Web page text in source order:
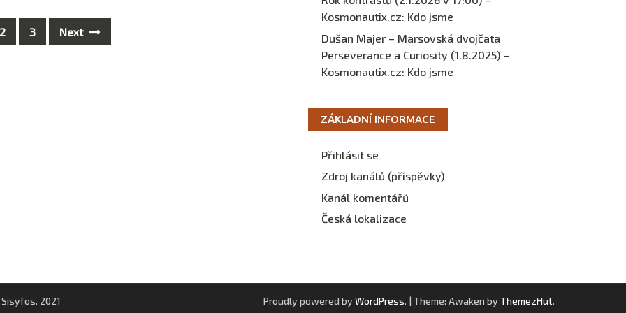
2 3 Next
Kosmonautix.cz: Kdo jsme
Dušan Majer – Marsovská dvojčata
Perseverance a Curiosity (1.8.2025) –
Kosmonautix.cz: Kdo jsme
ZÁKLADNÍ INFORMACE
Přihlásit se
Zdroj kanálů (příspěvky)
Kanál komentářů
Česká lokalizace
2021 Proudly powered by WordPress. | Theme: Awaken by ThemezHut.